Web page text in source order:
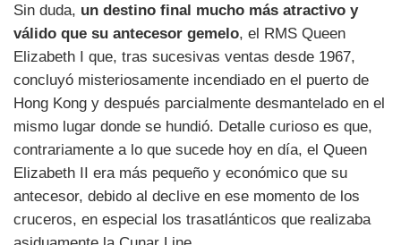
Sin duda, un destino final mucho más atractivo y
válido que su antecesor gemelo, el RMS Queen
Elizabeth I que, tras sucesivas ventas desde 1967,
concluyó misteriosamente incendiado en el puerto de
Hong Kong y después parcialmente desmantelado en el
mismo lugar donde se hundió. Detalle curioso es que,
contrariamente a lo que sucede hoy en día, el Queen
Elizabeth II era más pequeño y económico que su
antecesor, debido al declive en ese momento de los
cruceros, en especial los trasatlánticos que realizaba